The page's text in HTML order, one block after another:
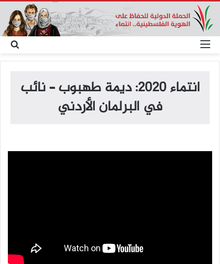
عن
انتماء 2020: ديمة طهبوب – نائب
في البرلمان الأردني